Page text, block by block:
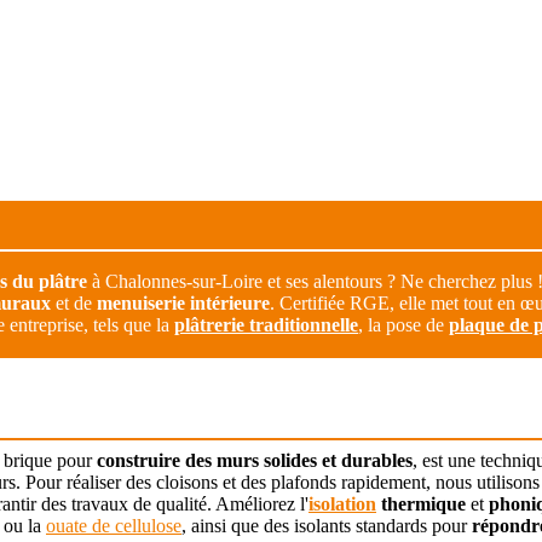
du plâtre à Chalonnes-sur-Loire et ses alentours ? Ne cherchez plus
et de menuiserie intérieure. Certifiée RGE, elle met tout en
entreprise, tels que la plâtrerie traditionnelle, la pose de plaque de
brique pourconstruire des murs solides et durables, est une
Pour réaliser des cloisons et des plafonds rapidement, nous
des travaux de qualité. Améliorez l'isolation thermique et
la ouate de cellulose, ainsi que des isolants standards pour